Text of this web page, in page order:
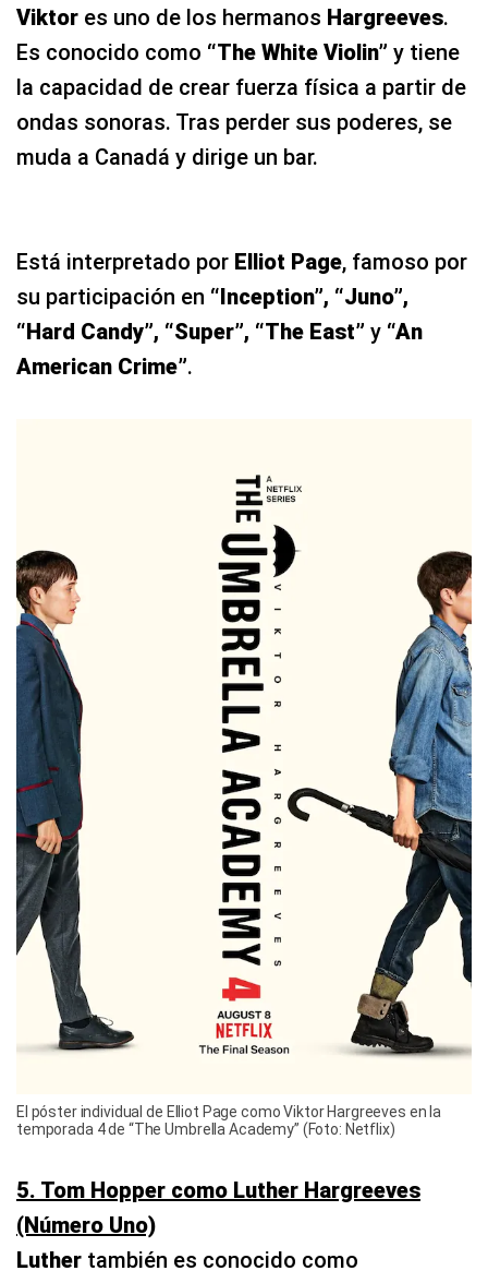
Viktor es uno de los hermanos Hargreeves.
Es conocido como “The White Violin” y tiene
la capacidad de crear fuerza física a partir de
ondas sonoras. Tras perder sus poderes, se
muda a Canadá y dirige un bar.
Está interpretado por Elliot Page, famoso por
su participación en “Inception”, “Juno”,
“Hard Candy”, “Super”, “The East” y “An
American Crime”.
El póster individual de Elliot Page como Viktor Hargreeves en la
temporada 4 de “The Umbrella Academy” (Foto: Netflix)
5. Tom Hopper como Luther Hargreeves
(Número Uno)
Luther también es conocido como